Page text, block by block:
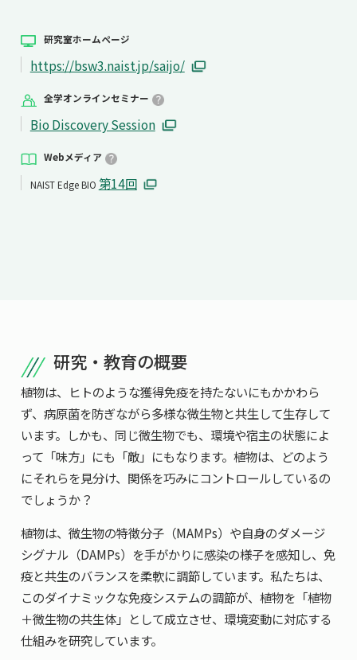
微生物インタラクション
環境微生物学
構造生命科学
バイオエンジニアリング
研究室ホームページ
https://bsw3.naist.jp/saijo/
全学オンラインセミナー
Bio Discovery Session
Webメディア
NAIST Edge BIO 第14回
研究・教育の概要
植物は、ヒトのような獲得免疫を持たないにもかかわら
ず、病原菌を防ぎながら多様な微生物と共生して生存して
います。しかも、同じ微生物でも、環境や宿主の状態によ
って「味方」にも「敵」にもなります。植物は、どのよう
にそれらを見分け、関係を巧みにコントロールしているの
でしょうか？
植物は、微生物の特徴分子（MAMPs）や自身のダメージ
シグナル（DAMPs）を手がかりに感染の様子を感知し、免
疫と共生のバランスを柔軟に調節しています。私たちは、
このダイナミックな免疫システムの調節が、植物を「植物
＋微生物の共生体」として成立させ、環境変動に対応する
仕組みを研究しています。